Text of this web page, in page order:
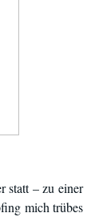
statt – zu einer
mich trübes